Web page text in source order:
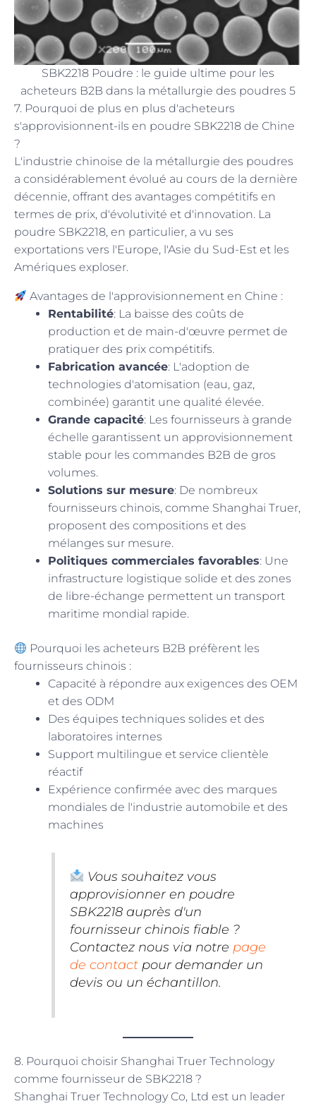
SBK2218 Poudre : le guide ultime pour les
acheteurs B2B dans la métallurgie des poudres 5
7. Pourquoi de plus en plus d'acheteurs
s'approvisionnent-ils en poudre SBK2218 de Chine
?
L'industrie chinoise de la métallurgie des poudres
a considérablement évolué au cours de la dernière
décennie, offrant des avantages compétitifs en
termes de prix, d'évolutivité et d'innovation. La
poudre SBK2218, en particulier, a vu ses
exportations vers l'Europe, l'Asie du Sud-Est et les
Amériques exploser.
Avantages de l'approvisionnement en Chine :
Rentabilité: La baisse des coûts de
production et de main-d'œuvre permet de
pratiquer des prix compétitifs.
Fabrication avancée: L'adoption de
technologies d'atomisation (eau, gaz,
combinée) garantit une qualité élevée.
Grande capacité: Les fournisseurs à grande
échelle garantissent un approvisionnement
stable pour les commandes B2B de gros
volumes.
Solutions sur mesure: De nombreux
fournisseurs chinois, comme Shanghai Truer,
proposent des compositions et des
mélanges sur mesure.
Politiques commerciales favorables: Une
infrastructure logistique solide et des zones
de libre-échange permettent un transport
maritime mondial rapide.
Pourquoi les acheteurs B2B préfèrent les
fournisseurs chinois :
Capacité à répondre aux exigences des OEM
et des ODM
Des équipes techniques solides et des
laboratoires internes
Support multilingue et service clientèle
réactif
Expérience confirmée avec des marques
mondiales de l'industrie automobile et des
machines
Vous souhaitez vous
approvisionner en poudre
SBK2218 auprès d'un
fournisseur chinois fiable ?
Contactez nous via notre page
de contactpour demander un
devis ou un échantillon.
8. Pourquoi choisir Shanghai Truer Technology
comme fournisseur de SBK2218 ?
Shanghai Truer Technology Co, Ltd est un leader